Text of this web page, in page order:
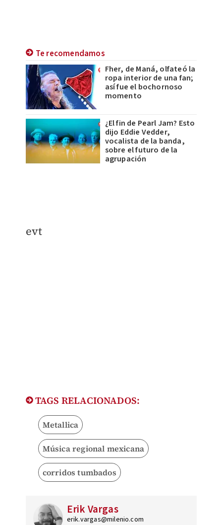
Te recomendamos
Fher, de Maná, olfateó la
ropa interior de una fan;
así fue el bochornoso
momento
¿El fin de Pearl Jam? Esto
dijo Eddie Vedder,
vocalista de la banda,
sobre el futuro de la
agrupación
evt
TAGS RELACIONADOS:
Metallica
Música regional mexicana
corridos tumbados
Erik Vargas
erik.vargas@milenio.com